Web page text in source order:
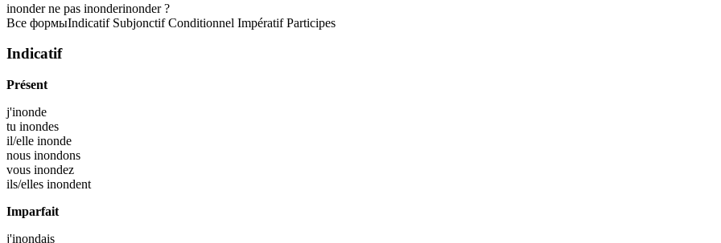
inonderne pas inonderinonder ?
Все формыIndicatif Subjonctif Conditionnel Impératif Participes
Indicatif
Présent
j'inonde
tu inondes
il/elle inonde
nous inondons
vous inondez
ils/elles inondent
Imparfait
j'inondais